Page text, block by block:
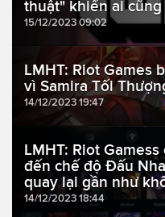
thuật" khiến ai
15/12/2023 09:02
LMHT: Riot Games
vì Samira Tối
14/12/2023 19:47
LMHT: Riot
đến chế độ Đấu
quay lại gần như
14/12/2023 18:44